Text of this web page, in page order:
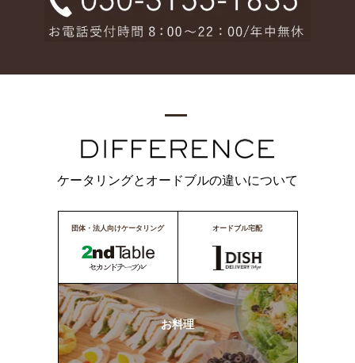
ケータリングとオードブルの違いについて
団体・法人向けケータリング オードブル宅配
お料理